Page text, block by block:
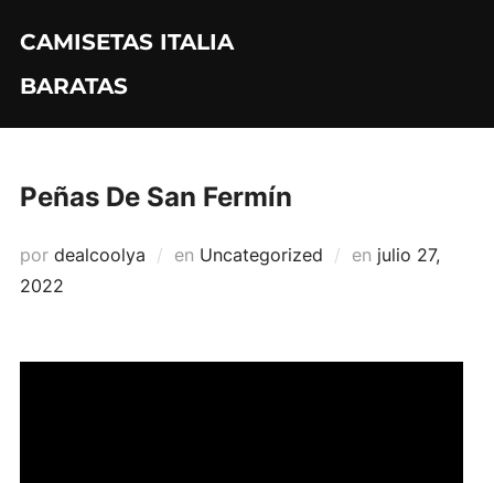
contenido
CAMISETAS ITALIA
BARATAS
Peñas De San Fermín
por dealcoolya en Uncategorized en Publicado
julio 27,
2022